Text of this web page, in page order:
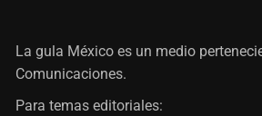
La gula México es un medio
Comunicaciones.
Para temas editoriales: